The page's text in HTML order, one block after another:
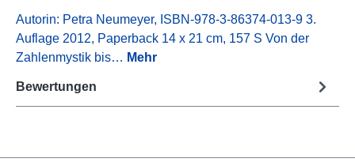
Autorin: Petra Neumeyer, ISBN-978-3-86374-013-9 3.
Auflage 2012, Paperback 14 x 21 cm, 157 S Von der
Zahlenmystik bis… Mehr
Bewertungen